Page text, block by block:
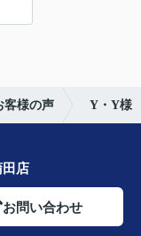
客様の声 Y・Y様
店
お問い合わせ